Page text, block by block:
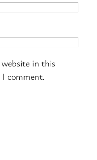
website in this
comment.